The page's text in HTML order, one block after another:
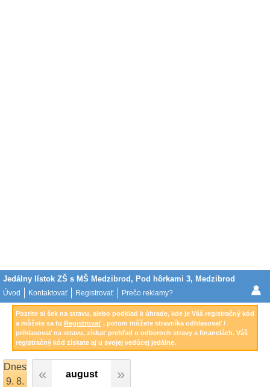
Jedálny lístok ZŠ s MŠ Medzibrod, Pod hôrkami 3, Medzibrod
Úvod Kontaktovať Registrovať Prečo reklamy?
Pozrite si šek na stravu, alebo podklad k úhrade, kde je Váš registračný kód
a môžete sa tu Registrovať, potom môžete stravníka odhlasovať /
prihlasovať na stravu, získať prehľad o odberoch stravy a financiách. Váš
registračný kód získate aj u svojej vedúcej jedálne.
Dnes
9. 8.
august